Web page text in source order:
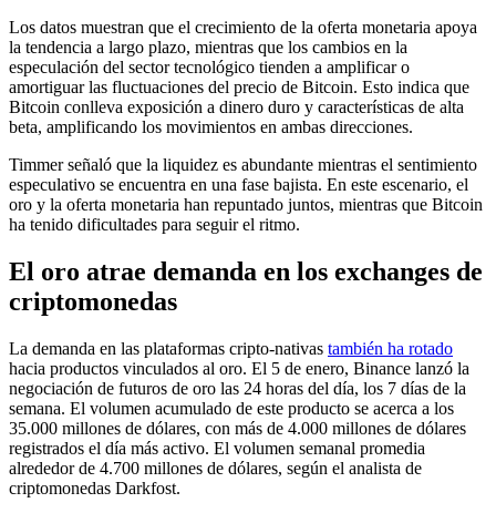
Los datos muestran que el crecimiento de la oferta monetaria apoya
la tendencia a largo plazo, mientras que los cambios en la
especulación del sector tecnológico tienden a amplificar o
amortiguar las fluctuaciones del precio de Bitcoin. Esto indica que
Bitcoin conlleva exposición a dinero duro y características de alta
beta, amplificando los movimientos en ambas direcciones.
Timmer señaló que la liquidez es abundante mientras el sentimiento
especulativo se encuentra en una fase bajista. En este escenario, el
oro y la oferta monetaria han repuntado juntos, mientras que Bitcoin
ha tenido dificultades para seguir el ritmo.
El oro atrae demanda en los exchanges de
criptomonedas
La demanda en las plataformas cripto-nativas también ha rotado
hacia productos vinculados al oro. El 5 de enero, Binance lanzó la
negociación de futuros de oro las 24 horas del día, los 7 días de la
semana. El volumen acumulado de este producto se acerca a los
35.000 millones de dólares, con más de 4.000 millones de dólares
registrados el día más activo. El volumen semanal promedia
alrededor de 4.700 millones de dólares, según el analista de
criptomonedas Darkfost.